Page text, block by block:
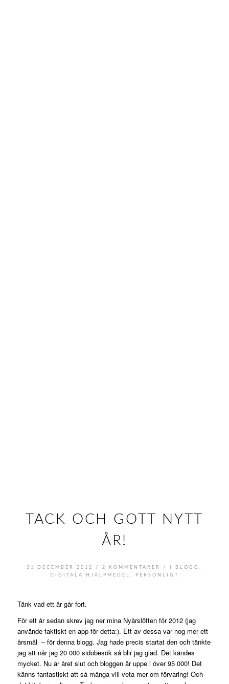
TACK OCH GOTT NYTT
ÅR!
31 DECEMBER 2012 / 2 KOMMENTARER / BLOGG
DIGITALA HJÄLPMEDEL
PERSONLIGT
Tänk vad ett år går fort.
För ett år sedan skrev jag ner mina Nyårslöften för 2012 (jag
använde faktiskt en app för detta:). Ett av dessa var nog mer ett
årsmål – för denna blogg. Jag hade precis startat den och tänkte
jag att når jag 20 000 sidobesök så blir jag glad. Det kändes
mycket. Nu är året slut och bloggen är uppe i över 95 000! Det
känns fantastiskt att så många vill veta mer om förvaring! Och